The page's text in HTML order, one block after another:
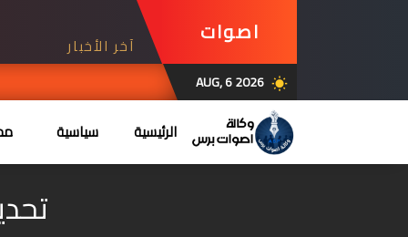
اصوات
برس
آخر الأخبار
wb_sunny
AUG, 6 2026
الرئيسية سياسية